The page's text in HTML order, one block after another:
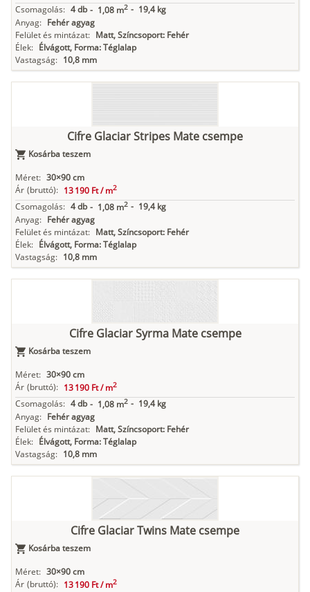
Csomagolás: 4 db - 1,08 m2 - 19,4 kg
Anyag: Fehér agyag
Felület és mintázat: Matt, Színcsoport: Fehér
Élek: Élvágott, Forma: Téglalap
Vastagság: 10,8 mm
Cifre Glaciar Stripes Mate csempe
Kosárba teszem
Méret: 30×90 cm
Ár (bruttó): 13 190 Ft /m2
Csomagolás: 4 db - 1,08 m2 - 19,4 kg
Anyag: Fehér agyag
Felület és mintázat: Matt, Színcsoport: Fehér
Élek: Élvágott, Forma: Téglalap
Vastagság: 10,8 mm
Cifre Glaciar Syrma Mate csempe
Kosárba teszem
Méret: 30×90 cm
Ár (bruttó): 13 190 Ft /m2
Csomagolás: 4 db - 1,08 m2 - 19,4 kg
Anyag: Fehér agyag
Felület és mintázat: Matt, Színcsoport: Fehér
Élek: Élvágott, Forma: Téglalap
Vastagság: 10,8 mm
Cifre Glaciar Twins Mate csempe
Kosárba teszem
Méret: 30×90 cm
Ár (bruttó): 13 190 Ft /m2